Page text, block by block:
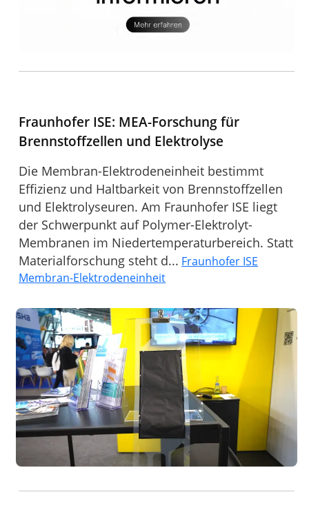
Fraunhofer ISE: MEA-Forschung für
Brennstoffzellen und Elektrolyse
Die Membran-Elektrodeneinheit bestimmt
Effizienz und Haltbarkeit von Brennstoffzellen
und Elektrolyseuren. Am Fraunhofer ISE liegt
der Schwerpunkt auf Polymer-Elektrolyt-
Membranen im Niedertemperaturbereich. Statt
Materialforschung steht d... Fraunhofer ISE
Membran-Elektrodeneinheit